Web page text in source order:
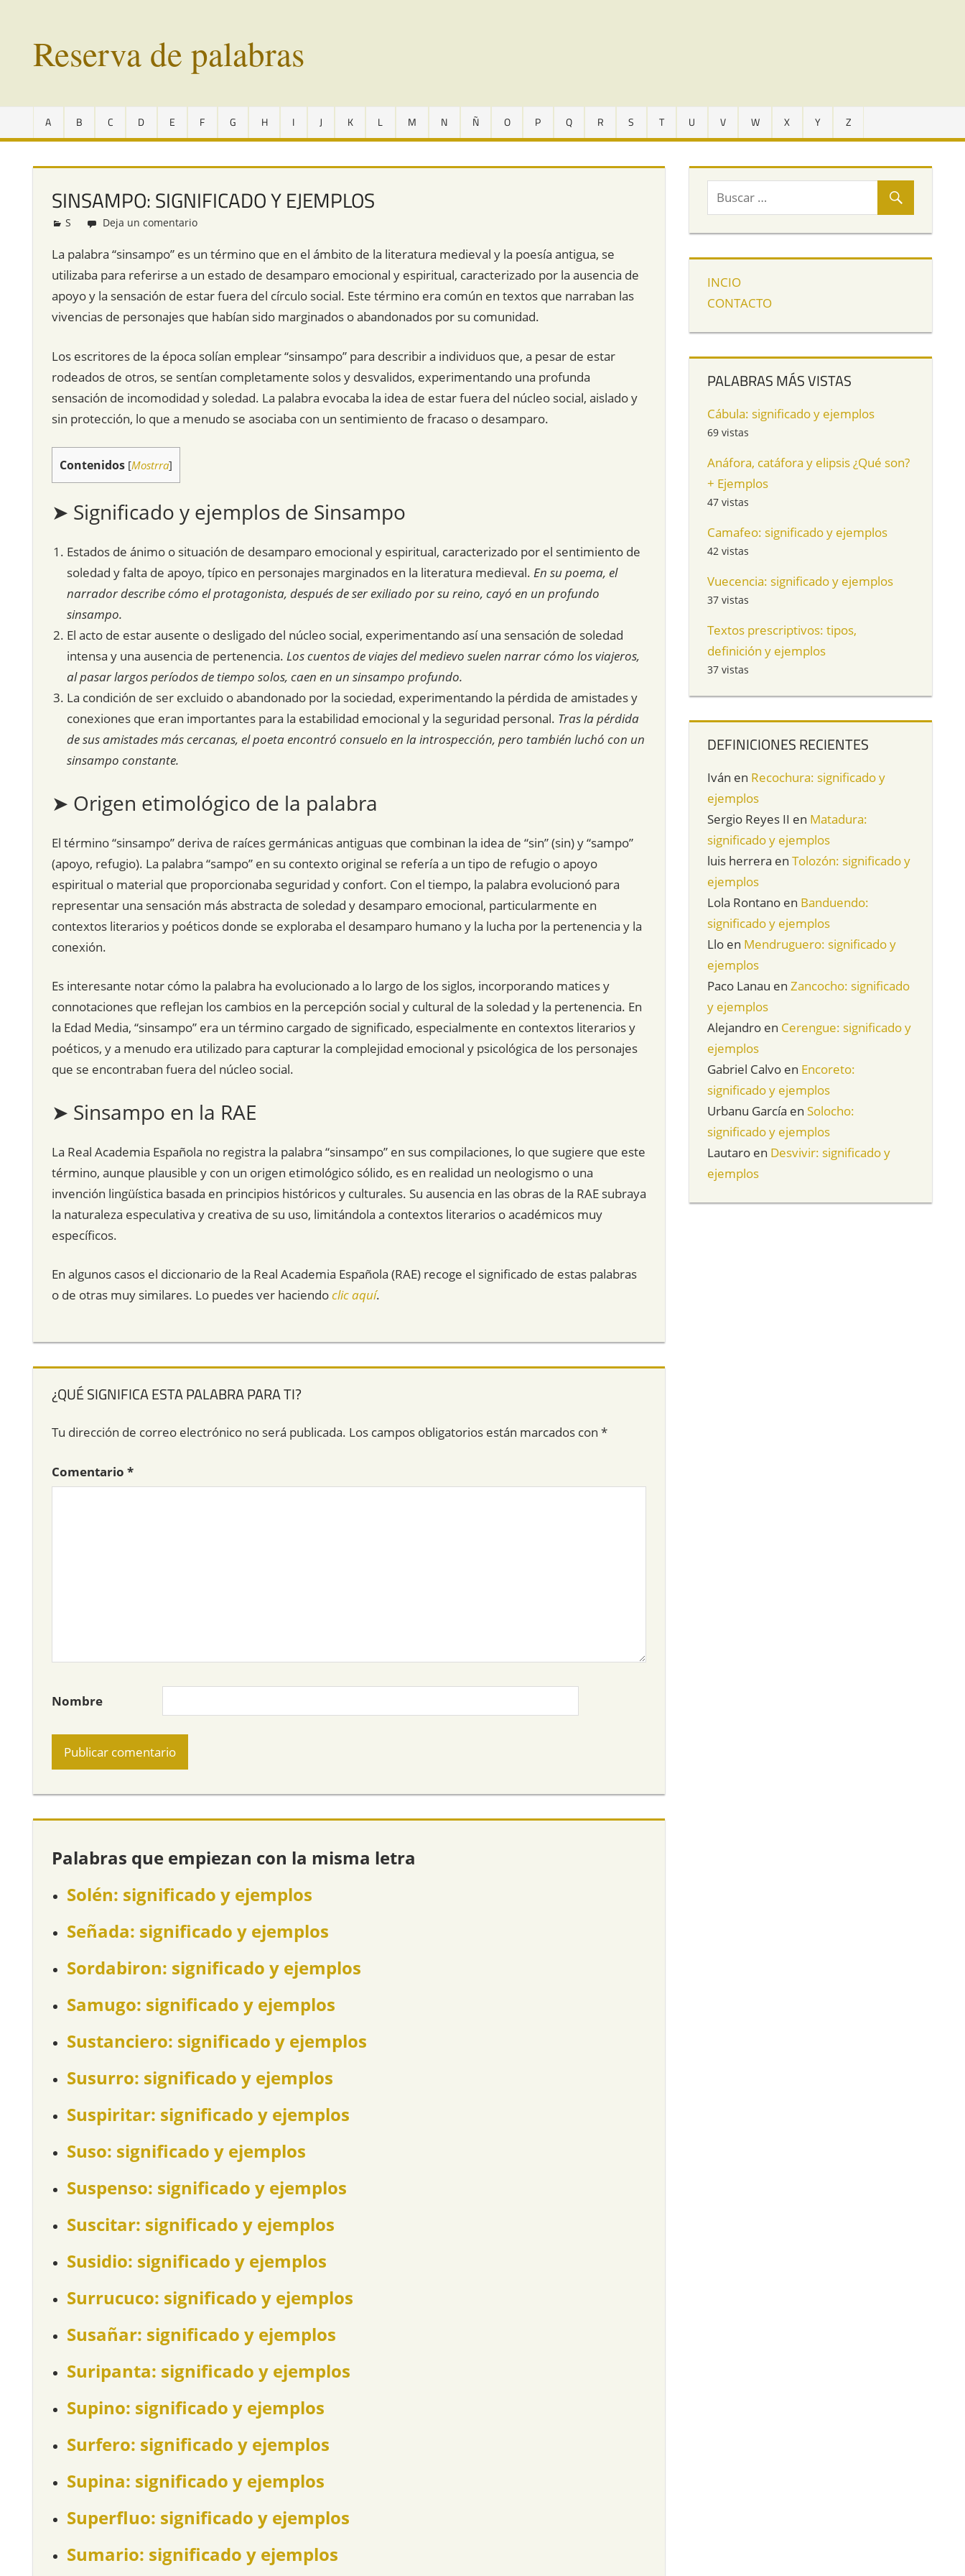
contenidoReserva de palabras
en
vías
extinción
todo
A B C D E F G H I J K L M N Ñ O P Q R S T U V W X Y Z
SINSAMPO: SIGNIFICADO Y EJEMPLOS
Redacción
S Deja un comentario
La palabra “sinsampo” es un término que en el ámbito de la literatura medieval y la poesía antigua, se
utilizaba para referirse a un estado de desamparo emocional y espiritual, caracterizado por la ausencia de
apoyo y la sensación de estar fuera del círculo social. Este término era común en textos que narraban las
vivencias de personajes que habían sido marginados o abandonados por su comunidad.
Los escritores de la época solían emplear “sinsampo” para describir a individuos que, a pesar de estar
rodeados de otros, se sentían completamente solos y desvalidos, experimentando una profunda
sensación de incomodidad y soledad. La palabra evocaba la idea de estar fuera del núcleo social, aislado y
sin protección, lo que a menudo se asociaba con un sentimiento de fracaso o desamparo.
Contenidos [Mostrra]
➤ Significado y ejemplos de Sinsampo
Estados de ánimo o situación de desamparo emocional y espiritual, caracterizado por el sentimiento de
soledad y falta de apoyo, típico en personajes marginados en la literatura medieval. En su poema, el
narrador describe cómo el protagonista, después de ser exiliado por su reino, cayó en un profundo
sinsampo.
El acto de estar ausente o desligado del núcleo social, experimentando así una sensación de soledad
intensa y una ausencia de pertenencia. Los cuentos de viajes del medievo suelen narrar cómo los viajeros,
al pasar largos períodos de tiempo solos, caen en un sinsampo profundo.
La condición de ser excluido o abandonado por la sociedad, experimentando la pérdida de amistades y
conexiones que eran importantes para la estabilidad emocional y la seguridad personal. Tras la pérdida
de sus amistades más cercanas, el poeta encontró consuelo en la introspección, pero también luchó con un
sinsampo constante.
➤ Origen etimológico de la palabra
El término “sinsampo” deriva de raíces germánicas antiguas que combinan la idea de “sin” (sin) y “sampo”
(apoyo, refugio). La palabra “sampo” en su contexto original se refería a un tipo de refugio o apoyo
espiritual o material que proporcionaba seguridad y confort. Con el tiempo, la palabra evolucionó para
representar una sensación más abstracta de soledad y desamparo emocional, particularmente en
contextos literarios y poéticos donde se exploraba el desamparo humano y la lucha por la pertenencia y la
conexión.
Es interesante notar cómo la palabra ha evolucionado a lo largo de los siglos, incorporando matices y
connotaciones que reflejan los cambios en la percepción social y cultural de la soledad y la pertenencia. En
la Edad Media, “sinsampo” era un término cargado de significado, especialmente en contextos literarios y
poéticos, y a menudo era utilizado para capturar la complejidad emocional y psicológica de los personajes
que se encontraban fuera del núcleo social.
➤ Sinsampo en la RAE
La Real Academia Española no registra la palabra “sinsampo” en sus compilaciones, lo que sugiere que este
término, aunque plausible y con un origen etimológico sólido, es en realidad un neologismo o una
invención lingüística basada en principios históricos y culturales. Su ausencia en las obras de la RAE subraya
la naturaleza especulativa y creativa de su uso, limitándola a contextos literarios o académicos muy
específicos.
En algunos casos el diccionario de la Real Academia Española (RAE) recoge el significado de estas palabras
o de otras muy similares. Lo puedes ver haciendoclic aquí.
¿QUÉ SIGNIFICA ESTA PALABRA PARA TI?
Tu dirección de correo electrónico no será publicada. Los campos obligatorios están marcados con *
Comentario *
Nombre
Palabras que empiezan con la misma letra
Solén: significado y ejemplos
Señada: significado y ejemplos
Sordabiron: significado y ejemplos
Samugo: significado y ejemplos
Sustanciero: significado y ejemplos
Susurro: significado y ejemplos
Suspiritar: significado y ejemplos
Suso: significado y ejemplos
Suspenso: significado y ejemplos
Suscitar: significado y ejemplos
Susidio: significado y ejemplos
Surrucuco: significado y ejemplos
Susañar: significado y ejemplos
Suripanta: significado y ejemplos
Supino: significado y ejemplos
Surfero: significado y ejemplos
Supina: significado y ejemplos
Superfluo: significado y ejemplos
Sumario: significado y ejemplos
INCIO
CONTACTO
PALABRAS MÁS VISTAS
Cábula: significado y ejemplos
69 vistas
Anáfora, catáfora y elipsis ¿Qué son?
+ Ejemplos
47 vistas
Camafeo: significado y ejemplos
42 vistas
Vuecencia: significado y ejemplos
37 vistas
Textos prescriptivos: tipos,
definición y ejemplos
37 vistas
DEFINICIONES RECIENTES
Iván en Recochura: significado y
ejemplos
Sergio Reyes II en Matadura:
significado y ejemplos
luis herrera enTolozón: significado y
ejemplos
Lola Rontano en Banduendo:
significado y ejemplos
Llo en Mendruguero: significado y
ejemplos
Paco Lanau enZancocho: significado
y ejemplos
Alejandro en Cerengue: significado y
ejemplos
Gabriel Calvo en Encoreto:
significado y ejemplos
Urbanu García enSolocho:
significado y ejemplos
Lautaro en Desvivir: significado y
ejemplos